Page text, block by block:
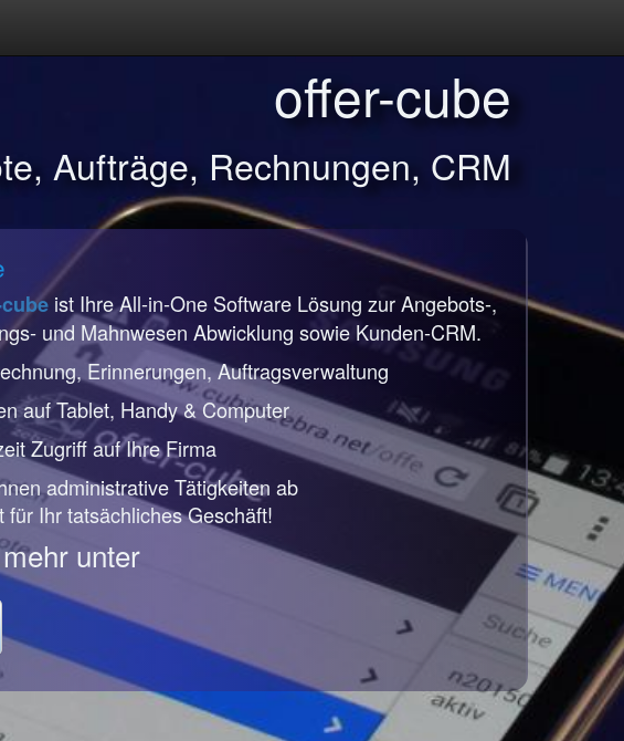
offer-cube
Aufträge, Rechnungen, CRM
ist Ihre All-in-One Software Lösung zur Angebots-,
und Mahnwesen Abwicklung sowie Kunden-CRM.
Erinnerungen, Auftragsverwaltung
auf Tablet, Handy & Computer
Zugriff auf Ihre Firma
administrative Tätigkeiten ab
für Ihr tatsächliches Geschäft!
unter